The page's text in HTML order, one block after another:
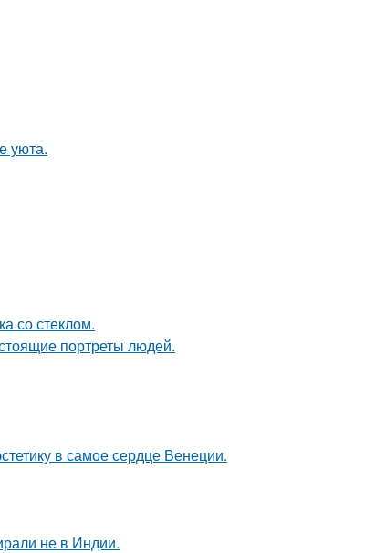
уюта.
со стеклом.
портреты людей.
в самое сердце Венеции.
не в Индии.